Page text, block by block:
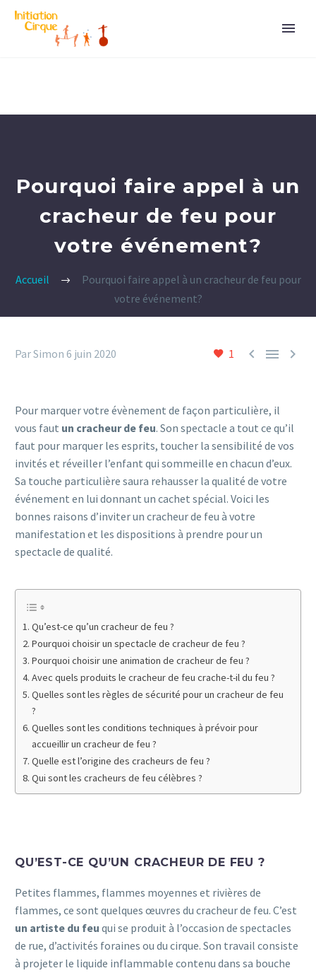
Pourquoi faire appel à un
cracheur de feu pour
votre événement?
Accueil
Pourquoi faire appel à un cracheur de feu pour
votre événement?
1   
Par Simon 6 juin 2020
Pour marquer votre évènement de façon particulière, il
vous faut un cracheur de feu. Son spectacle a tout ce qu’il
faut pour marquer les esprits, toucher la sensibilité de vos
invités et réveiller l’enfant qui sommeille en chacun d’eux.
Sa touche particulière saura rehausser la qualité de votre
événement en lui donnant un cachet spécial. Voici les
bonnes raisons d’inviter un cracheur de feu à votre
manifestation et les dispositions à prendre pour un
spectacle de qualité.
Qu’est-ce qu’un cracheur de feu ?
Pourquoi choisir un spectacle de cracheur de feu ?
Pourquoi choisir une animation de cracheur de feu ?
Avec quels produits le cracheur de feu crache-t-il du feu ?
Quelles sont les règles de sécurité pour un cracheur de feu
?
Quelles sont les conditions techniques à prévoir pour
accueillir un cracheur de feu ?
Quelle est l’origine des cracheurs de feu ?
Qui sont les cracheurs de feu célèbres ?
QU’EST-CE QU’UN CRACHEUR DE FEU ?
Petites flammes, flammes moyennes et rivières de
flammes, ce sont quelques œuvres du cracheur de feu. C’est
un artiste du feu qui se produit à l’occasion de spectacles
de rue, d’activités foraines ou du cirque. Son travail consiste
à projeter le liquide inflammable contenu dans sa bouche